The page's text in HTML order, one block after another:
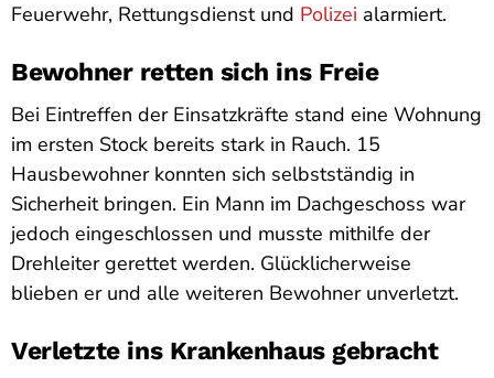
Feuerwehr, Rettungsdienst und Polizei alarmiert.
Bewohner retten sich ins Freie
Bei Eintreffen der Einsatzkräfte stand eine Wohnung
im ersten Stock bereits stark in Rauch. 15
Hausbewohner konnten sich selbstständig in
Sicherheit bringen. Ein Mann im Dachgeschoss war
jedoch eingeschlossen und musste mithilfe der
Drehleiter gerettet werden. Glücklicherweise
blieben er und alle weiteren Bewohner unverletzt.
Verletzte ins Krankenhaus gebracht